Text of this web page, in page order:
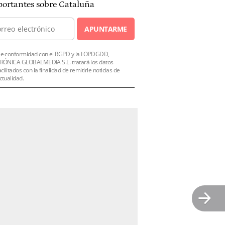
sobre Cataluña
APUNTARME
conformidad con el RGPD y la LOPDGDD,
GLOBALMEDIA S.L. tratará los datos
con la finalidad de remitirle noticias de